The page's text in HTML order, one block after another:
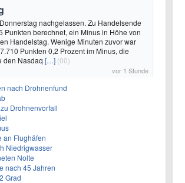
nachgelassen. Zu Handelsende
Punkten berechnet, ein Minus in Höhe von
Handelstag. Wenige Minuten zuvor war
Punkten 0,2 Prozent im Minus, die
den Nasdaq […] (00)
vor 1 Stunde
nach Drohnenfund
Drohnenvorfall
an Flughäfen
Niedrigwasser
Nolte
nach 45 Jahren
Grad